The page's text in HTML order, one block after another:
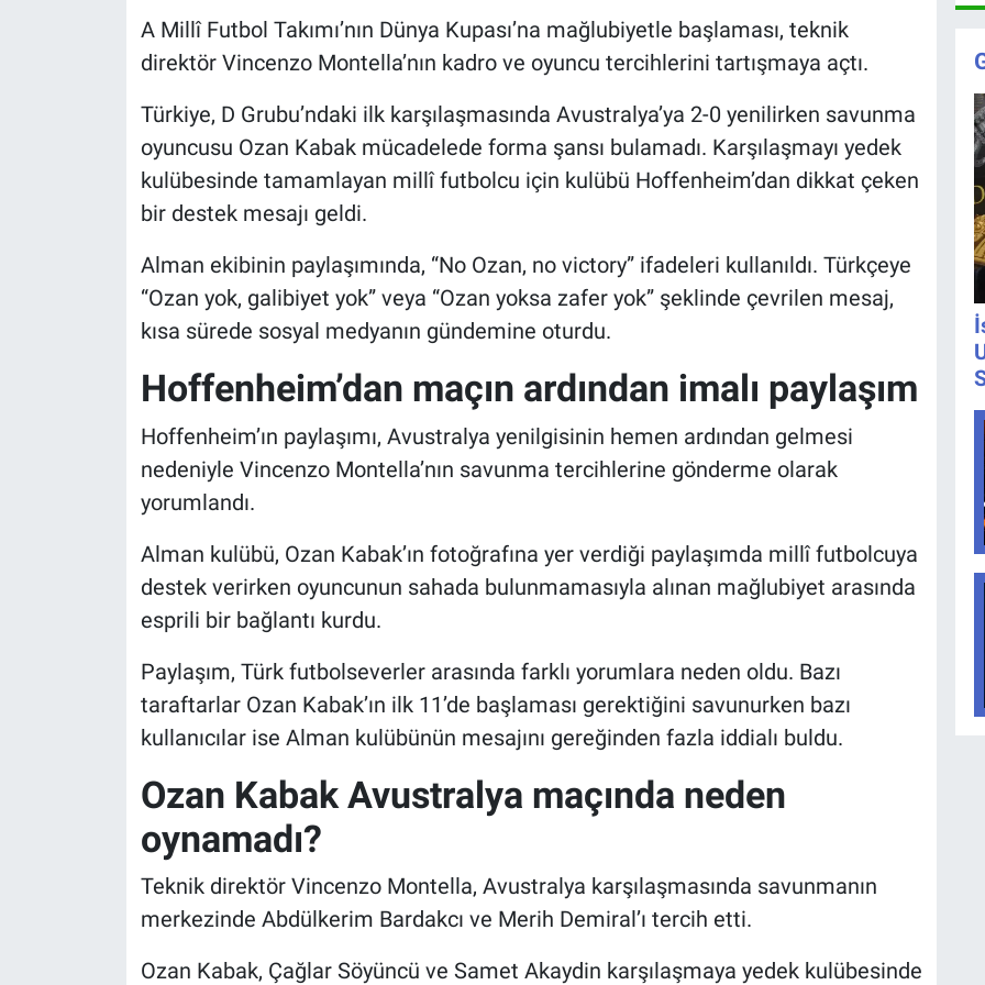
A Millî Futbol Takımı’nın Dünya Kupası’na mağlubiyetle başlaması, teknik
direktör Vincenzo Montella’nın kadro ve oyuncu tercihlerini tartışmaya açtı.
Türkiye, D Grubu’ndaki ilk karşılaşmasında Avustralya’ya 2-0 yenilirken savunma
oyuncusu Ozan Kabak mücadelede forma şansı bulamadı. Karşılaşmayı yedek
kulübesinde tamamlayan millî futbolcu için kulübü Hoffenheim’dan dikkat çeken
bir destek mesajı geldi.
Alman ekibinin paylaşımında, “No Ozan, no victory” ifadeleri kullanıldı. Türkçeye
“Ozan yok, galibiyet yok” veya “Ozan yoksa zafer yok” şeklinde çevrilen mesaj,
kısa sürede sosyal medyanın gündemine oturdu.
Hoffenheim’dan maçın ardından imalı paylaşım
Hoffenheim’ın paylaşımı, Avustralya yenilgisinin hemen ardından gelmesi
nedeniyle Vincenzo Montella’nın savunma tercihlerine gönderme olarak
yorumlandı.
Alman kulübü, Ozan Kabak’ın fotoğrafına yer verdiği paylaşımda millî futbolcuya
destek verirken oyuncunun sahada bulunmamasıyla alınan mağlubiyet arasında
esprili bir bağlantı kurdu.
Paylaşım, Türk futbolseverler arasında farklı yorumlara neden oldu. Bazı
taraftarlar Ozan Kabak’ın ilk 11’de başlaması gerektiğini savunurken bazı
kullanıcılar ise Alman kulübünün mesajını gereğinden fazla iddialı buldu.
Ozan Kabak Avustralya maçında neden
oynamadı?
Teknik direktör Vincenzo Montella, Avustralya karşılaşmasında savunmanın
merkezinde Abdülkerim Bardakcı ve Merih Demiral’ı tercih etti.
Ozan Kabak, Çağlar Söyüncü ve Samet Akaydin karşılaşmaya yedek kulübesinde